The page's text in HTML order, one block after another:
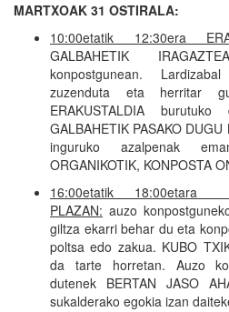
MARTXOAK 31 OSTIRALA:
10:00etatik 12:30era
GALBAHETIK
konpostgunean.
zuzenduta eta herritar
ERAKUSTALDIA
GALBAHETIK PASAKO
inguruko azalpenak
ORGANIKOTIK, KONPOSTA
16:00etatik 18:00etara
PLAZAN: auzo
giltza ekarri behar du eta
poltsa edo zakua. KUBO
da tarte horretan. Auzo
dutenek BERTAN JASO
sukalderako egokia izan